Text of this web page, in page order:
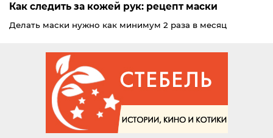
Как следить за кожей рук: рецепт маски
Делать маски нужно как минимум 2 раза в месяц